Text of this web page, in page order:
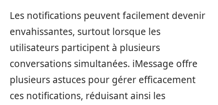
Les notifications peuvent facilement devenir
envahissantes, surtout lorsque les
utilisateurs participent à plusieurs
conversations simultanées. iMessage offre
plusieurs astuces pour gérer efficacement
ces notifications, réduisant ainsi les